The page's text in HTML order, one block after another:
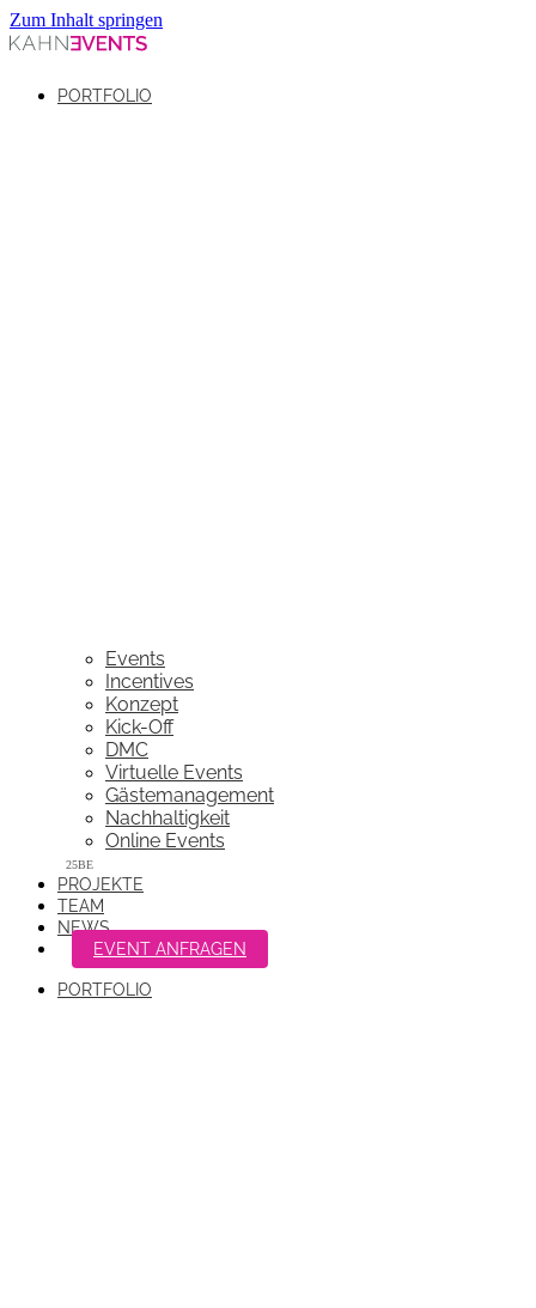
Zum Inhalt springen
PORTFOLIO
Events
Incentives
Konzept
Kick-Off
DMC
Virtuelle Events
Gästemanagement
Nachhaltigkeit
Online Events
PROJEKTE
TEAM
NEWS
EVENT ANFRAGEN
PORTFOLIO